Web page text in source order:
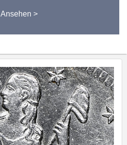
Ansehen >